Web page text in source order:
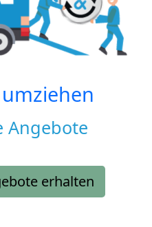
Angebote
erhalten